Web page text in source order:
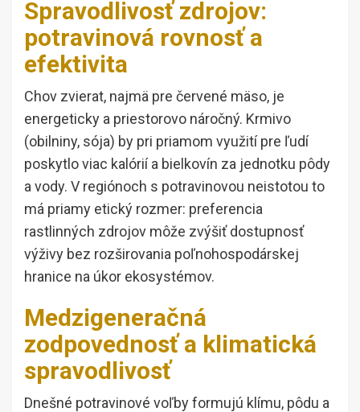
Spravodlivosť zdrojov:
potravinová rovnosť a
efektivita
Chov zvierat, najmä pre červené mäso, je
energeticky a priestorovo náročný. Krmivo
(obilniny, sója) by pri priamom využití pre ľudí
poskytlo viac kalórií a bielkovín za jednotku pôdy
a vody. V regiónoch s potravinovou neistotou to
má priamy etický rozmer: preferencia
rastlinných zdrojov môže zvýšiť dostupnosť
výživy bez rozširovania poľnohospodárskej
hranice na úkor ekosystémov.
Medzigeneračná
zodpovednosť a klimatická
spravodlivosť
Dnešné potravinové voľby formujú klímu, pôdu a